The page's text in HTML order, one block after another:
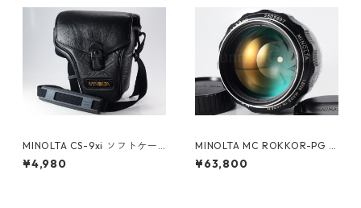
MINOLTA CS-9xi ソフトケー
ス ミノルタ (61278)
¥4,980
MINOLTA MC ROKKOR-PG 5
8mm F1.2 整備済ミノルタ（61
200）
¥63,800